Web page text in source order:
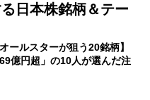
日本株銘柄＆テー
オールスターが狙う20銘柄】
69億円超」の10人が選んだ注